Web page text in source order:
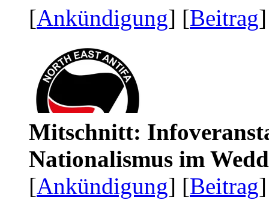
[Ankündigung] [Beitrag
Mitschnitt:
Nationalismus im
[Ankündigung] [Beitrag